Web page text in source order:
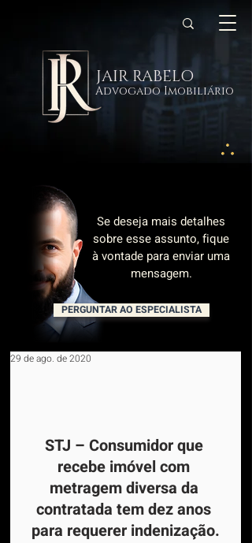
JAIR RABELO
Advogado Imobiliário
Se deseja mais detalhes
sobre esse assunto, fique
à vontade para enviar uma
mensagem.
PERGUNTAR AO ESPECIALISTA
29 de ago. de 2020
STJ – Consumidor que
recebe imóvel com
metragem diversa da
contratada tem dez anos
para requerer indenização.